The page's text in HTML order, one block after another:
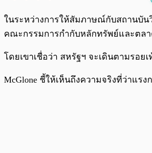
พร้อมเล่น
ในระหว่างการให้สัมภาษณ์กับสถานบัน
คณะกรรมการกำกับหลักทรัพย์และตล
โดยเขาเชื่อว่า สหรัฐฯ จะเดินตามรอย
McGlone ชี้ให้เห็นถึงความจริงที่ว่าแ